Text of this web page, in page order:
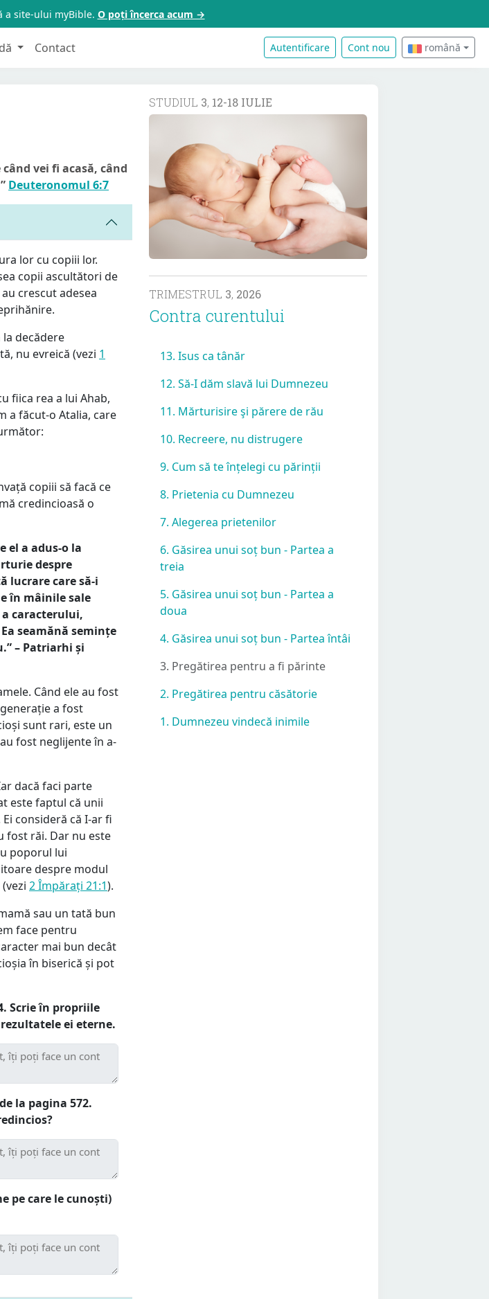
a site-ului myBible. O poți încerca acum →
Contact Autentificare Cont nou română
vei fi acasă, când
Deuteronomul 6:7
lor cu copiii lor.
copii ascultători de
crescut adesea
decădere
nu evreică (vezi 1
fiica rea a lui Ahab,
a făcut-o Atalia, care
copiii să facă ce
credincioasă o
el a adus-o la
despre
lucrare care să-i
în mâinile sale
caracterului,
seamănă semințe
– Patriarhi și
Când ele au fost
a fost
sunt rari, este un
fost neglijente în a-
dacă faci parte
este faptul că unii
consideră că I-ar fi
fost răi. Dar nu este
poporul lui
despre modul
2 Împărați 21:1).
sau un tată bun
face pentru
mai bun decât
în biserică și pot
Scrie în propriile
ei eterne.
la pagina 572.
pe care le cunoști)
STUDIUL 3, 12-18 IULIE
TRIMESTRUL 3, 2026
Contra curentului
13. Isus ca tânăr
12. Să-I dăm slavă lui Dumnezeu
11. Mărturisire şi părere de rău
10. Recreere, nu distrugere
9. Cum să te înțelegi cu părinții
8. Prietenia cu Dumnezeu
7. Alegerea prietenilor
6. Găsirea unui soț bun - Partea a
treia
5. Găsirea unui soț bun - Partea a
doua
4. Găsirea unui soț bun - Partea întâi
3. Pregătirea pentru a fi părinte
2. Pregătirea pentru căsătorie
1. Dumnezeu vindecă inimile